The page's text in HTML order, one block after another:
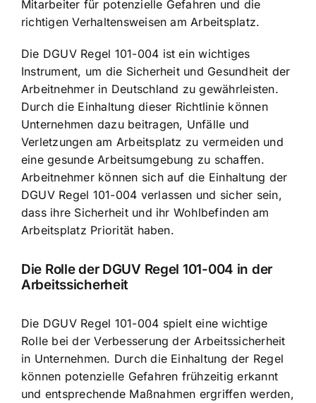
Mitarbeiter für potenzielle Gefahren und die
richtigen Verhaltensweisen am Arbeitsplatz.
Die DGUV Regel 101-004 ist ein wichtiges
Instrument, um die Sicherheit und Gesundheit der
Arbeitnehmer in Deutschland zu gewährleisten.
Durch die Einhaltung dieser Richtlinie können
Unternehmen dazu beitragen, Unfälle und
Verletzungen am Arbeitsplatz zu vermeiden und
eine gesunde Arbeitsumgebung zu schaffen.
Arbeitnehmer können sich auf die Einhaltung der
DGUV Regel 101-004 verlassen und sicher sein,
dass ihre Sicherheit und ihr Wohlbefinden am
Arbeitsplatz Priorität haben.
Die Rolle der DGUV Regel 101-004 in der
Arbeitssicherheit
Die DGUV Regel 101-004 spielt eine wichtige
Rolle bei der Verbesserung der Arbeitssicherheit
in Unternehmen. Durch die Einhaltung der Regel
können potenzielle Gefahren frühzeitig erkannt
und entsprechende Maßnahmen ergriffen werden,